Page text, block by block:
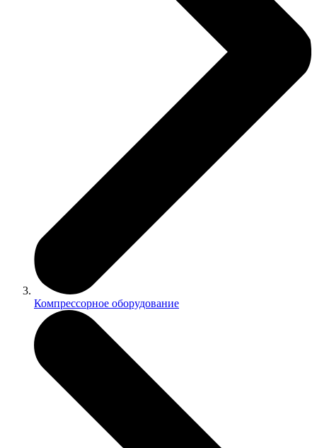
Компрессорное оборудование